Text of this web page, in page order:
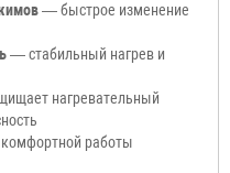
— быстрое изменение
— стабильный нагрев и
нагревательный
работы